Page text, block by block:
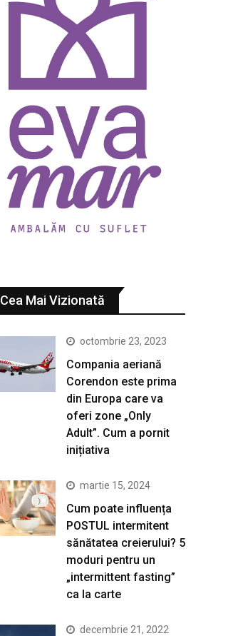
Cea Mai Vizionată
octombrie 23, 2023
Compania aeriană
Corendon este prima
din Europa care va
oferi zone „Only
Adult”. Cum a pornit
inițiativa
martie 15, 2024
Cum poate influența
POSTUL intermitent
sănătatea creierului? 5
moduri pentru un
„intermittent fasting”
ca la carte
decembrie 21, 2022